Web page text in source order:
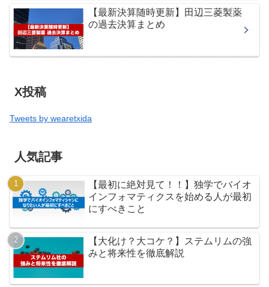
【最新決算随時更新】田辺三菱製薬
の過去決算まとめ
X投稿
Tweets by wearetxida
人気記事
【最初に絶対見て！！】独学でバイオ
インフォマティクスを始める人が最初
にすべきこと
【大化け？大コケ？】ステムリムの強
みと将来性を徹底解説